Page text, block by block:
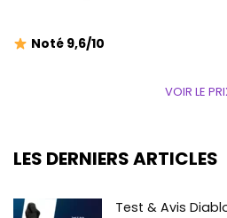
Noté 9,6/10
VOIR LE
LES DERNIERS ARTICLES
Test & Avis